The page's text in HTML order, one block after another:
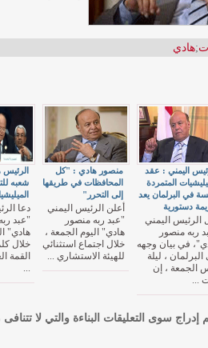
;هادي
الرئيس
شعبه
دعا
"عبد
هادي"
خلال
القمة
...
منصور هادي : "كل
المحافظات في طريقها
إلى التحرر"
أعلن الرئيس اليمني
"عبد ربه منصور
هادي" اليوم الجمعة ،
خلال اجتماع استثنائي
للهيئة الاستشاري ...
اليمني : عقد
المتمردة
في البرلمان يعد
دستورية
الرئيس اليمني
ربه منصور
في بيان وجهه
البرلمان ، ليلة
الجمعة ، إن
...
إدراج سوى التعليقات البناءة والتي لا